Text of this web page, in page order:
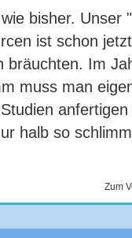
bisher. Unser
ist schon
bräuchten. Im
muss man
halb so
Zum